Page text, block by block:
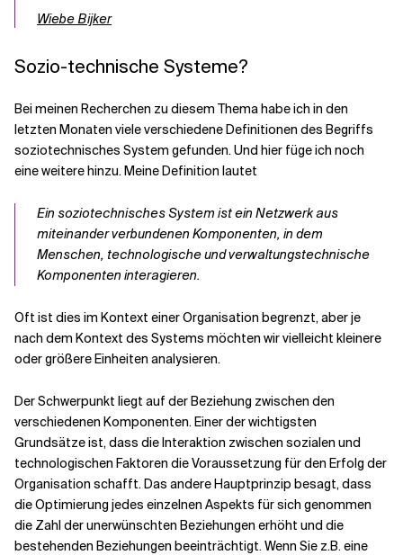
Wiebe Bijker
Sozio-technische Systeme?
Bei meinen Recherchen zu diesem Thema habe ich in den
letzten Monaten viele verschiedene Definitionen des Begriffs
soziotechnisches System gefunden. Und hier füge ich noch
eine weitere hinzu. Meine Definition lautet
Ein soziotechnisches System ist ein Netzwerk aus
miteinander verbundenen Komponenten, in dem
Menschen, technologische und verwaltungstechnische
Komponenten interagieren.
Oft ist dies im Kontext einer Organisation begrenzt, aber je
nach dem Kontext des Systems möchten wir vielleicht kleinere
oder größere Einheiten analysieren.
Der Schwerpunkt liegt auf der Beziehung zwischen den
verschiedenen Komponenten. Einer der wichtigsten
Grundsätze ist, dass die Interaktion zwischen sozialen und
technologischen Faktoren die Voraussetzung für den Erfolg der
Organisation schafft. Das andere Hauptprinzip besagt, dass
die Optimierung jedes einzelnen Aspekts für sich genommen
die Zahl der unerwünschten Beziehungen erhöht und die
bestehenden Beziehungen beeinträchtigt. Wenn Sie z.B. eine